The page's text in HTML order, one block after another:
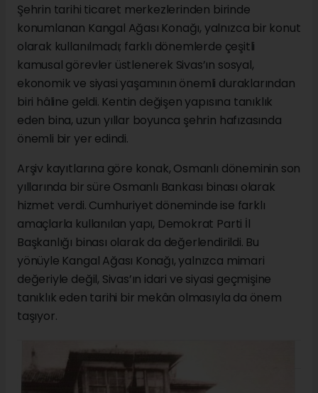
Şehrin tarihi ticaret merkezlerinden birinde
konumlanan Kangal Ağası Konağı, yalnızca bir konut
olarak kullanılmadı; farklı dönemlerde çeşitli
kamusal görevler üstlenerek Sivas’ın sosyal,
ekonomik ve siyasi yaşamının önemli duraklarından
biri hâline geldi. Kentin değişen yapısına tanıklık
eden bina, uzun yıllar boyunca şehrin hafızasında
önemli bir yer edindi.
Arşiv kayıtlarına göre konak, Osmanlı döneminin son
yıllarında bir süre Osmanlı Bankası binası olarak
hizmet verdi. Cumhuriyet döneminde ise farklı
amaçlarla kullanılan yapı, Demokrat Parti İl
Başkanlığı binası olarak da değerlendirildi. Bu
yönüyle Kangal Ağası Konağı, yalnızca mimari
değeriyle değil, Sivas’ın idari ve siyasi geçmişine
tanıklık eden tarihi bir mekân olmasıyla da önem
taşıyor.